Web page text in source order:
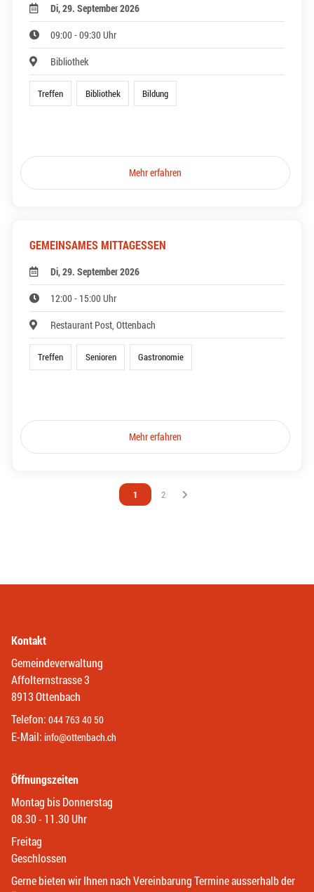
Di, 29. September 2026
09:00 - 09:30 Uhr
Bibliothek
Treffen Bibliothek Bildung
Mehr erfahren
GEMEINSAMES MITTAGESSEN
Di, 29. September 2026
12:00 - 15:00 Uhr
Restaurant Post, Ottenbach
Treffen Senioren Gastronomie
Mehr erfahren
Vous êtes sur la page
1 Vous êtes sur la page
2
Kontakt
Gemeindeverwaltung
Affolternstrasse 3
8913 Ottenbach
Telefon: 044 763 40 50
E-Mail: info@ottenbach.ch
Öffnungszeiten
Montag bis Donnerstag
08.30 - 11.30 Uhr
Freitag
Geschlossen
Gerne bieten wir Ihnen nach Vereinbarung Termine ausserhalb der